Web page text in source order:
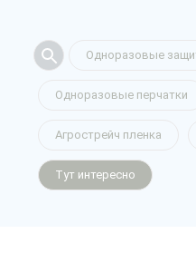
Одноразовые
Одноразовые перчатки
Агрострейч пленка
Тут интересно